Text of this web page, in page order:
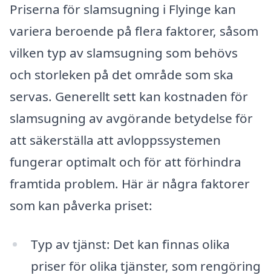
Priserna för slamsugning i Flyinge kan
variera beroende på flera faktorer, såsom
vilken typ av slamsugning som behövs
och storleken på det område som ska
servas. Generellt sett kan kostnaden för
slamsugning av avgörande betydelse för
att säkerställa att avloppssystemen
fungerar optimalt och för att förhindra
framtida problem. Här är några faktorer
som kan påverka priset:
Typ av tjänst: Det kan finnas olika
priser för olika tjänster, som rengöring